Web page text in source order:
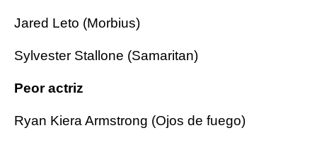
Jared Leto (Morbius)
Sylvester Stallone (Samaritan)
Peor actriz
Ryan Kiera Armstrong (Ojos de fuego)